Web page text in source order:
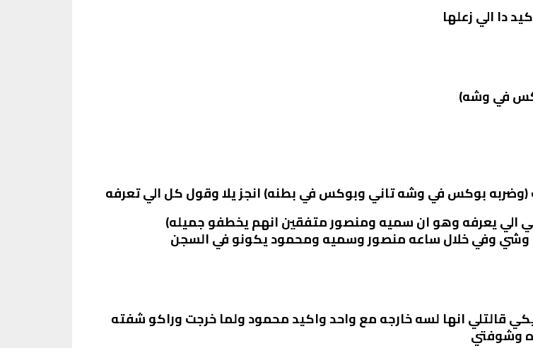
دا الي زعلها
في وشه)
(وضربه بوكس في وشه تاني وبوكس في بطنه) انجز يلا وقول كل الي تعرفه
الي يعرفه وهو ان سميه ومنصور متفقين انهم يخطفو جميله)
وشي وفي خلال ساعه منصور وسميه ومحمود يكونو في السجن
قالتلي انها لسه خارجه مع واحد واكيد محمود ولما خرجت وراكو شفته
وشوفتي